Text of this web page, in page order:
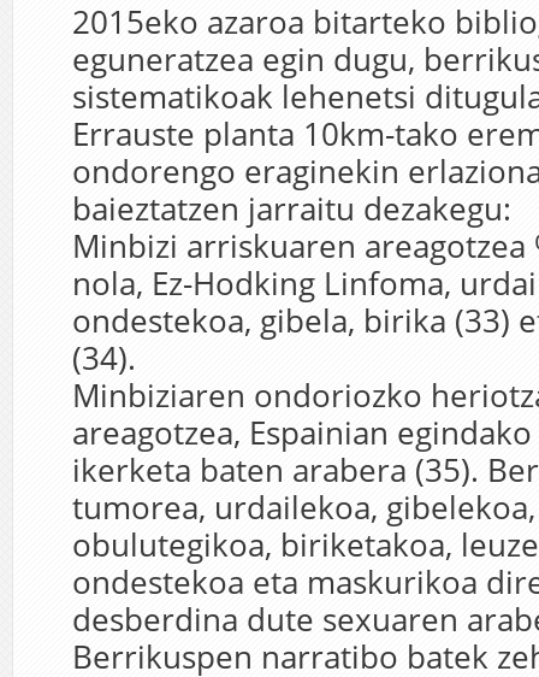
2015eko azaroa bitarteko
eguneratzea egin dugu,
sistematikoak lehenetsi
Errauste planta 10km-tako
ondorengo eraginekin
baieztatzen jarraitu dezakegu:
Minbizi arriskuaren areagotzea
nola, Ez-Hodking Linfoma,
ondestekoa, gibela, birika (33)
(34).
Minbiziaren ondoriozko
areagotzea, Espainian
ikerketa baten arabera (35).
tumorea, urdailekoa,
obulutegikoa, biriketakoa,
ondestekoa eta maskurikoa
desberdina dute sexuaren
Berrikuspen narratibo batek